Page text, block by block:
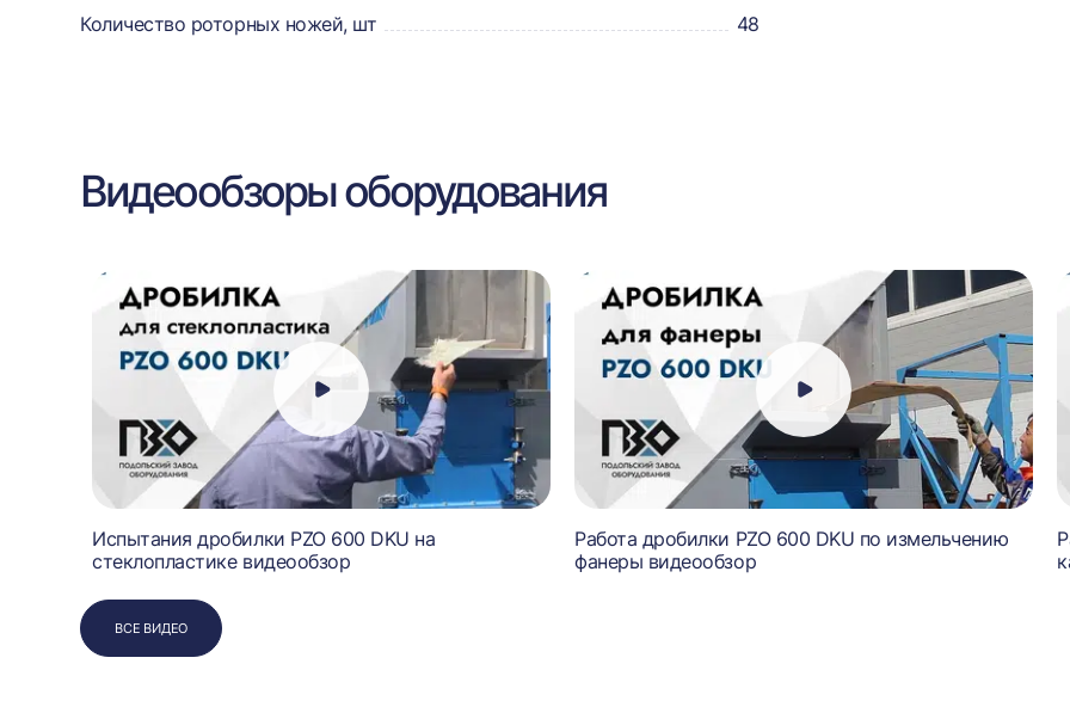
Количество роторных ножей, шт
48
Видеообзоры оборудования
Испытания дробилки PZO 600 DKU на
стеклопластике видеообзор
Работа дробилки PZO 600 DKU по измельчению
фанеры видеообзор
ВСЕ ВИДЕО